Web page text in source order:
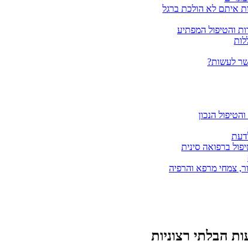
איתם לא הולכת ברגל
והטיפול המפתיע
לעשות?
הנכון
ברפואה סינית
צמחי מרפא והרפיה
הבלתי רצוניות